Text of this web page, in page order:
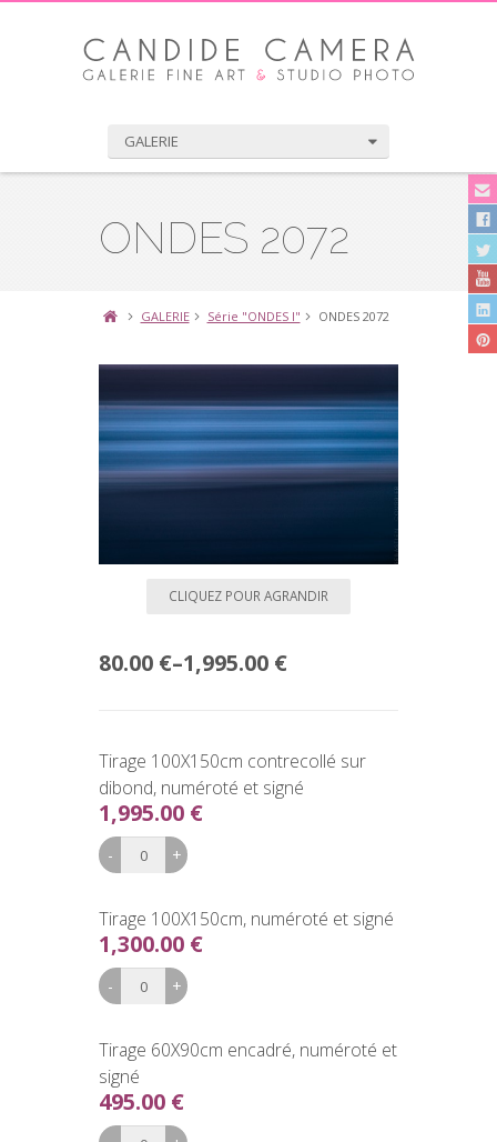
GALERIE
ONDES 2072
GALERIE Série "ONDES I" ONDES 2072
CLIQUEZ POUR AGRANDIR
80.00 €–1,995.00 €
Tirage 100X150cm contrecollé sur
dibond, numéroté et signé
1,995.00 €
Tirage 100X150cm, numéroté et signé
1,300.00 €
Tirage 60X90cm encadré, numéroté et
signé
495.00 €